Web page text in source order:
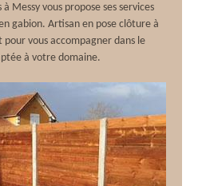
Messy vous propose ses services
gabion. Artisan en pose clôture à
vous accompagner dans le
à votre domaine.